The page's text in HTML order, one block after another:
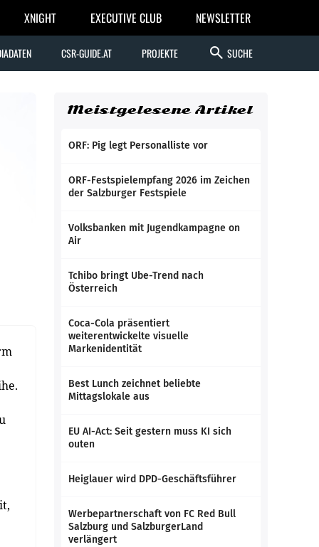
XNIGHT EXECUTIVE CLUB NEWSLETTER
CSR-GUIDE.AT PROJEKTE search SUCHE
Meistgelesene Artikel
ORF: Pig legt Personalliste vor
ORF-Festspielempfang 2026 im Zeichen
der Salzburger Festspiele
Volksbanken mit Jugendkampagne on
Air
Tchibo bringt Ube-Trend nach
Österreich
Coca-Cola präsentiert
weiterentwickelte visuelle
Markenidentität
Best Lunch zeichnet beliebte
Mittagslokale aus
EU AI-Act: Seit gestern muss KI sich
outen
Heiglauer wird DPD-Geschäftsführer
Werbepartnerschaft von FC Red Bull
Salzburg und SalzburgerLand
verlängert